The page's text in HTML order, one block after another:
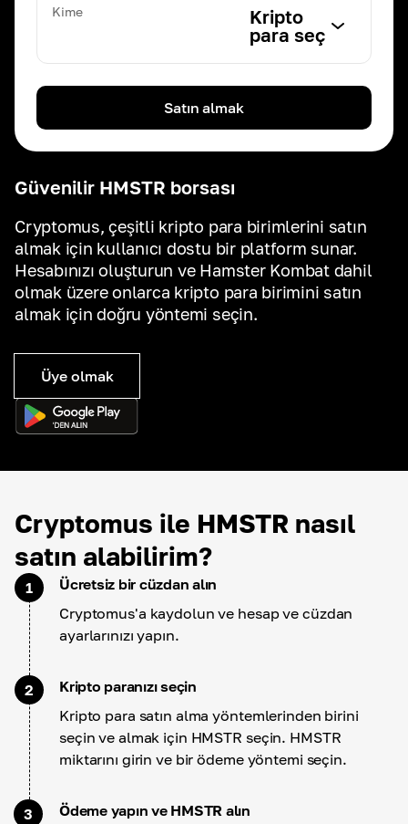
Güvenilir HMSTR borsası
Cryptomus, çeşitli kripto para birimlerini satın
almak için kullanıcı dostu bir platform sunar.
Hesabınızı oluşturun ve Hamster Kombat dahil
olmak üzere onlarca kripto para birimini satın
almak için doğru yöntemi seçin.
Üye olmak
Kime
Kripto
para seç
Satın almak
Cryptomus ile HMSTR nasıl
satın alabilirim?
1
Ücretsiz bir cüzdan alın
Cryptomus'a kaydolun ve hesap ve cüzdan
ayarlarınızı yapın.
2
Kripto paranızı seçin
Kripto para satın alma yöntemlerinden birini
seçin ve almak için HMSTR seçin. HMSTR
miktarını girin ve bir ödeme yöntemi seçin.
3
Ödeme yapın ve HMSTR alın